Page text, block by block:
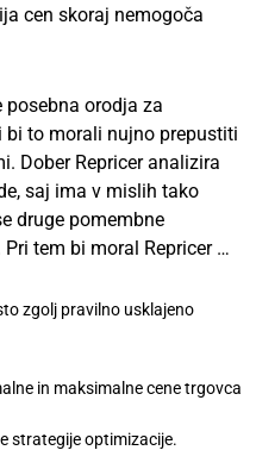
cen skoraj nemogoča
posebna orodja za
bi to morali nujno prepustiti
Dober Repricer analizira
saj ima v mislih tako
druge pomembne
tem bi moral Repricer …
zgolj pravilno usklajeno
in maksimalne cene trgovca
strategije optimizacije.